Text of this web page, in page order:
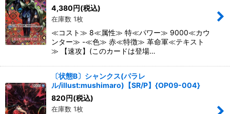
4,380円(税込)
在庫数 1枚
≪コスト≫ 8≪属性≫ 特≪パワー≫ 9000≪カウ
ンター≫ -≪色≫ 赤≪特徴≫ 革命軍≪テキスト
≫ 【速攻】(このカードは登場…
〔状態B〕シャンクス(パラレ
ル/illust:mushimaro)【SR/P】{OP09-004}
820円(税込)
在庫数 1枚